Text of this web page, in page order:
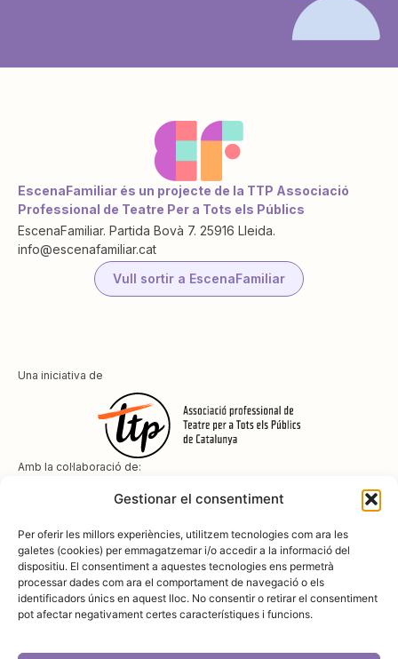
Gestionar el consentiment
Per oferir les millors experiències, utilitzem tecnologies com ara les
galetes (cookies) per emmagatzemar i/o accedir a la informació del
dispositiu. El consentiment a aquestes tecnologies ens permetrà
processar dades com ara el comportament de navegació o els
identificadors únics en aquest lloc. No consentir o retirar el consentiment
pot afectar negativament certes característiques i funcions.
EscenaFamiliar és un projecte de la TTP Associació
Professional de Teatre Per a Tots els Públics
EscenaFamiliar. Partida Bovà 7. 25916 Lleida.
info@escenafamiliar.cat
Vull sortir a EscenaFamiliar
Una iniciativa de
Amb la col·laboració de:
Amb el suport de